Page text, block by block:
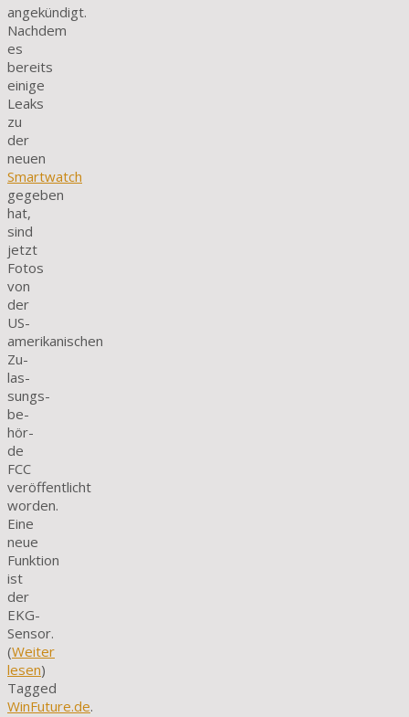
angekündigt.
Nachdem
es
bereits
einige
Leaks
zu
der
neuen
Smartwatch
gegeben
hat,
sind
jetzt
Fotos
von
der
US-
amerikanischen
Zu­
las­
sungs­
be­
hör­
de
FCC
veröffentlicht
worden.
Eine
neue
Funktion
ist
der
EKG-
Sensor.
(Weiter
lesen)
Tagged
WinFuture.de.